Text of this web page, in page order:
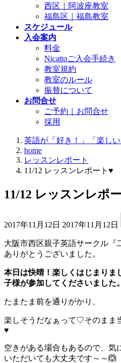
西区｜阿波座教室
福島区｜福島教室
スケジュール
入会案内
料金
Nicattoご入会手続き
教室規約
教室のルール
振替について
お問合せ
ご予約｜お問合せ
採用
英語が「好き！」「楽しい
home
レッスンレポート
11/12 レッスンレポート♥
11/12 レッスンレポ
2017年11月12日 終
更
新
日
時
:
2017年11月12日
大阪市西区親子英語サークル『
ありがとうございました。
本日は快晴！ 楽しくはじまりま
子様が参加してくださいました。
たまたま前を通りがかり、
楽しそうだなぁって♡そのまま
♥
空きがある場合もあるので、気
いただいても大丈夫です～～🙆